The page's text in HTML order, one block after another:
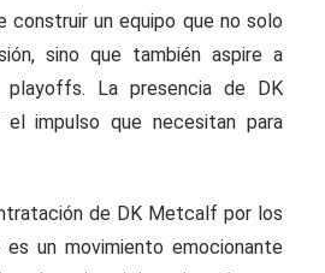
construir un equipo que no solo
sino que también aspire a
La presencia de DK
impulso que necesitan para
de DK Metcalf por los
un movimiento emocionante